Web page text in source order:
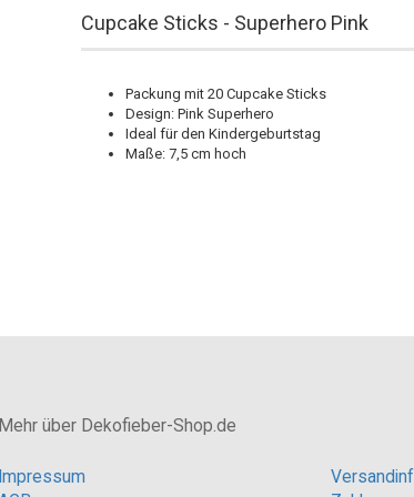
Cupcake Sticks - Superhero Pink
Packung mit 20 Cupcake Sticks
Design: Pink Superhero
Ideal für den Kindergeburtstag
Maße: 7,5 cm hoch
Mehr über Dekofieber-Shop.de
Impressum